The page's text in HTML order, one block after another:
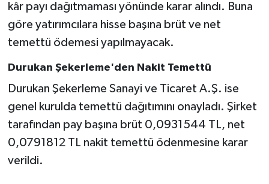
kâr payı dağıtmaması yönünde karar alındı. Buna
göre yatırımcılara hisse başına brüt ve net
temettü ödemesi yapılmayacak.
Durukan Şekerleme'den Nakit Temettü
Durukan Şekerleme Sanayi ve Ticaret A.Ş. ise
genel kurulda temettü dağıtımını onayladı. Şirket
tarafından pay başına brüt 0,0931544 TL, net
0,0791812 TL nakit temettü ödenmesine karar
verildi.